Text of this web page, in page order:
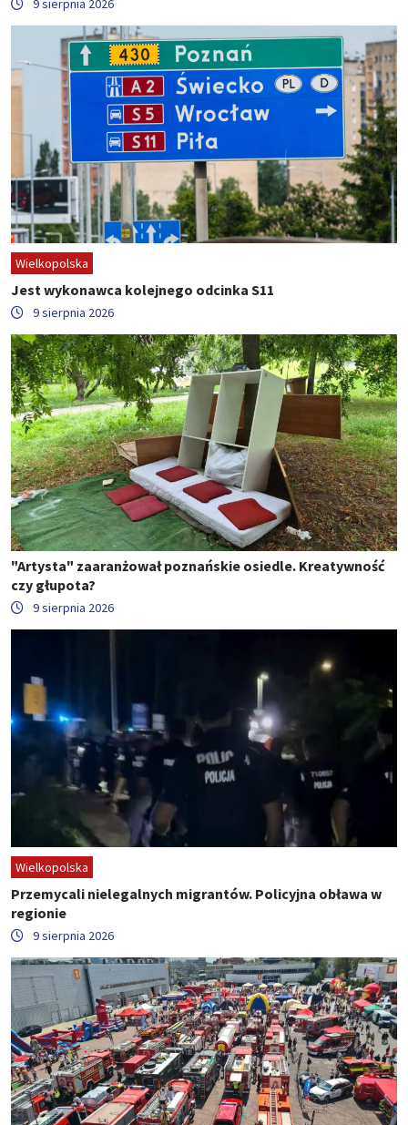
9 sierpnia 2026
Wielkopolska
Jest wykonawca kolejnego odcinka S11
9 sierpnia 2026
"Artysta" zaaranżował poznańskie osiedle. Kreatywność
czy głupota?
9 sierpnia 2026
Wielkopolska
Przemycali nielegalnych migrantów. Policyjna obława w
regionie
9 sierpnia 2026